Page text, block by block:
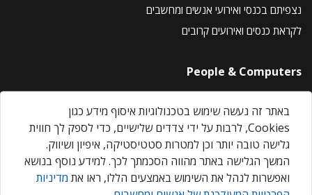
נצפיתם בכנסי ואירועי אנשים ומחשבים
לקראת כנסים ואירועים קרובים
People & Computers
About Us
Privacy Policy
Contact Us
Our Events
באתר זה נעשה שימוש בטכנולוגיות איסוף מידע כגון
Cookies, לרבות על ידי צדדים שלישיים, כדי לספק לך חווית
גלישה טובה יותר וכן למטרות סטטיסטיקה, איפיון ושיווק.
המשך הגלישה באתר מהווה הסכמתך לכך. למידע נוסף בנושא
ואפשרות לנהל את השימוש באמצעים הללו, ראו את מדיניות